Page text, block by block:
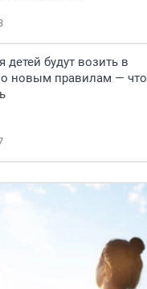
детей будут возить в
новым правилам — что